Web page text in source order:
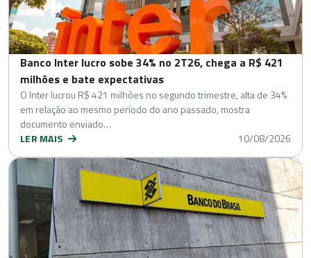
Banco Inter lucro sobe 34% no 2T26, chega a R$ 421
milhões e bate expectativas
O Inter lucrou R$ 421 milhões no segundo trimestre, alta de 34%
em relação ao mesmo período do ano passado, mostra
documento enviado…
LER MAIS
10/08/2026